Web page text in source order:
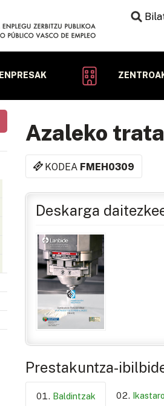
ENPRESAK
Azaleko
KODEA FMEH0309
Deskarga
Prestakuntza-
Baldintzak